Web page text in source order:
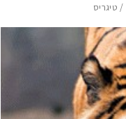
/ טיגריס